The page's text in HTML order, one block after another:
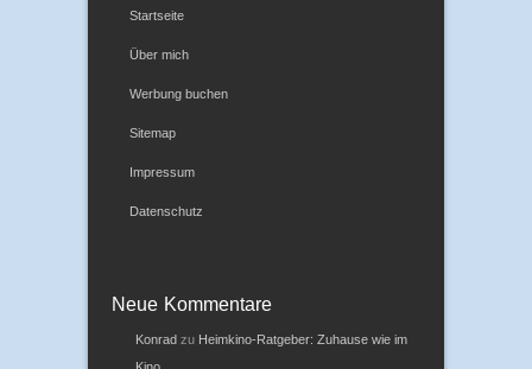
Startseite
Über mich
Werbung buchen
Sitemap
Impressum
Datenschutz
Neue Kommentare
Konrad zu Heimkino-Ratgeber: Zuhause wie im